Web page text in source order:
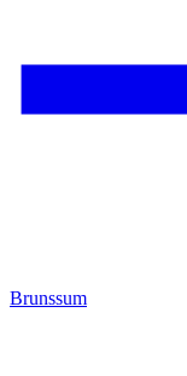
Brunssum